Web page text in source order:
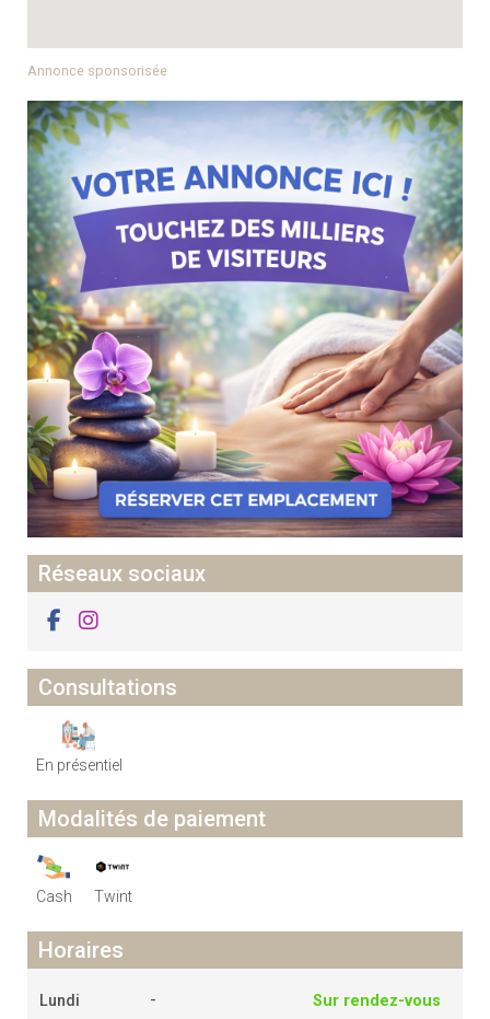
Annonce sponsorisée
Réseaux sociaux
Consultations
En présentiel
Modalités de paiement
Cash Twint
Horaires
Lundi -
Sur rendez-vous